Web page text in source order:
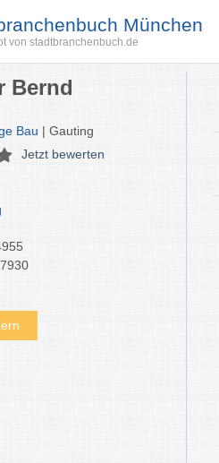
München
von stadtbranchenbuch.de
Bernd
Bau | Gauting
Jetzt bewerten